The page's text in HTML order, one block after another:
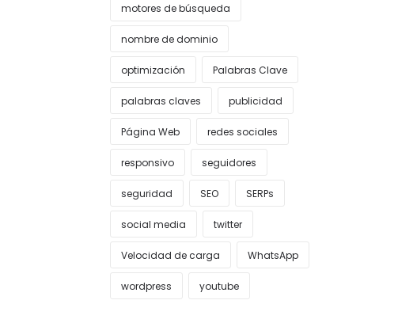
motores de búsqueda
nombre de dominio
optimización Palabras Clave
palabras claves publicidad
Página Web redes sociales
responsivo seguidores
seguridad SEO SERPs
social media twitter
Velocidad de carga WhatsApp
wordpress youtube